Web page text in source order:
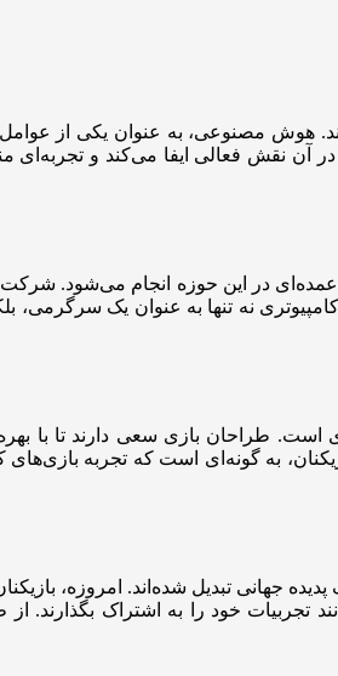
هوش مصنوعی، به عنوان یکی از
آن نقش فعالی ایفا می‌کند و
در این حوزه انجام می‌شود.
کامپیوتری نه تنها به عنوان یک
است. طراحان بازی سعی دارند تا با
به گونه‌ای است که تجربه
جهانی تبدیل شده‌اند. امروزه،
تجربیات خود را به اشتراک